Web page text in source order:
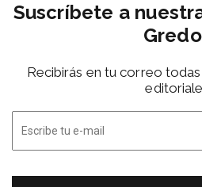
Suscríbete a
Recibirás en tu correo